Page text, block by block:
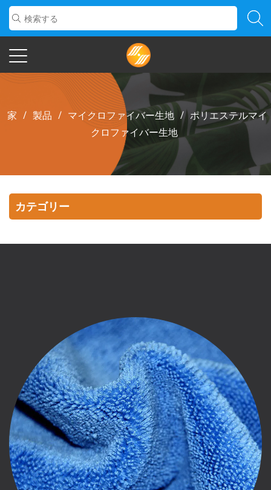
家 / 製品 / マイクロファイバー生地 / ポリエステルマイ
クロファイバー生地
カテゴリー